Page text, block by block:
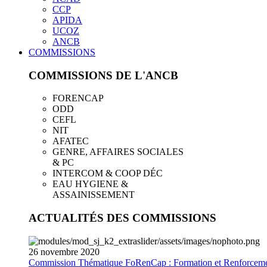
CCP
APIDA
UCOZ
ANCB
COMMISSIONS
COMMISSIONS DE L'ANCB
FORENCAP
ODD
CEFL
NIT
AFATEC
GENRE, AFFAIRES SOCIALES
& PC
INTERCOM & COOP DÉC
EAU HYGIENE &
ASSAINISSEMENT
ACTUALITÉS DES COMMISSIONS
26 novembre 2020
Commission Thématique FoRenCap : Formation et